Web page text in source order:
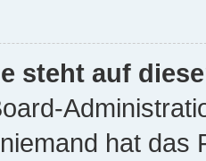
steht auf
hat das